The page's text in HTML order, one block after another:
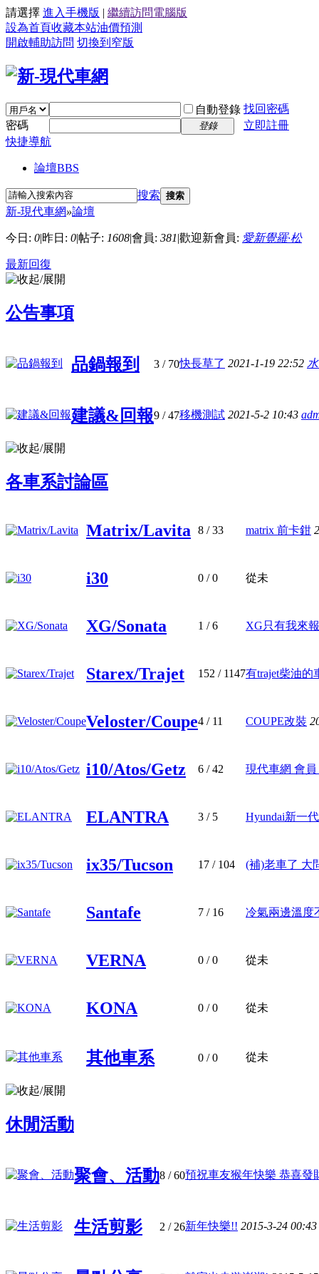
請選擇 進入手機版 | 繼續訪問電腦版
設為首頁收藏本站油價預測
開啟輔助訪問 切換到窄版
自動登錄 找回密碼
密碼
登錄
立即註冊
快捷導航
論壇BBS
搜索 搜索
新-現代車網»論壇
今日: 0|昨日: 0|帖子: 1608|會員: 381|歡迎新會員: 愛新覺羅·松
最新回復
公告事項
品鍋報到 3 / 70快長草了 2021-1-19 22:52
建議&回報9 / 47移機測試 2021-5-2 10:43
各車系討論區
Matrix/Lavita 8 / 33 matrix 前卡鉗
i30 0 / 0 從未
XG/Sonata 1 / 6 XG只有我來
Starex/Trajet 152 / 1147有trajet柴油的
Veloster/Coupe4 / 11 COUPE改裝
i10/Atos/Getz 6 / 42 現代車網 會
ELANTRA 3 / 5 Hyundai新一
ix35/Tucson 17 / 104 (補)老車了 大
Santafe 7 / 16 冷氣兩邊溫度
VERNA 0 / 0 從未
KONA 0 / 0 從未
其他車系 0 / 0 從未
休閒活動
聚會、活動8 / 60預祝車友猴年快樂 恭喜發
生活剪影 2 / 26新年快樂!! 2015-3-24 00:43